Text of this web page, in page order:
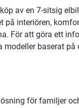
av en 7-sitsig
på interiören,
För att göra ett
baserat på
för familjer